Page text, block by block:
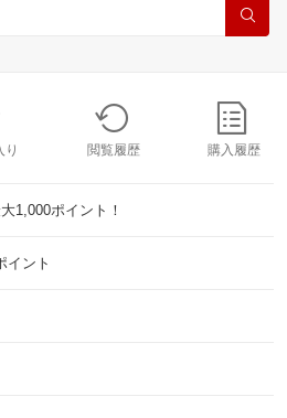
り 閲覧履歴 購入履歴
1,000ポイント！
イント